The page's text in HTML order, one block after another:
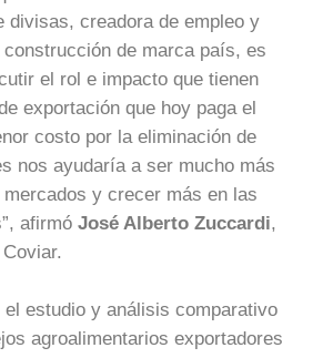
divisas, creadora de empleo y
de marca país, es
el rol e impacto que tienen
exportación que hoy paga el
costo por la eliminación de
nos ayudaría a ser mucho más
y crecer más en las
afirmó José Alberto Zuccardi,
el estudio y análisis comparativo
agroalimentarios exportadores